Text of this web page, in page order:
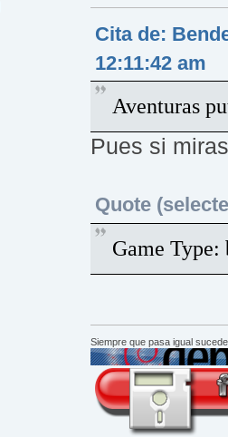
Cita de:
12:11:42 am
Aventuras
Pues si
Quote
Game
Siempre que pasa igual